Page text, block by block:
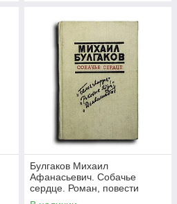
Булгаков Михаил
Афанасьевич. Собачье
сердце. Роман, повести